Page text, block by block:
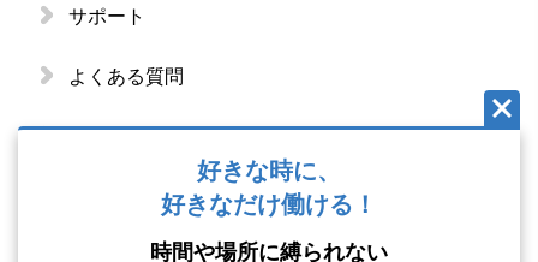
好きな時に、
好きなだけ働ける！
時間や場所に縛られない
サポート
よくある質問
サイトマップ
お問い合わせ